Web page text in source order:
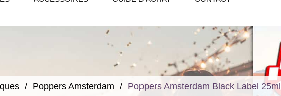
Poppers Amsterdam Poppers Amsterdam Black Label 25ml